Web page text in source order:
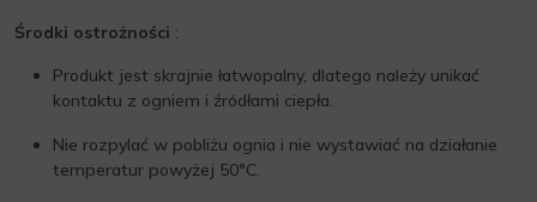
Środki ostrożności :
Produkt jest skrajnie łatwopalny, dlatego należy unikać
kontaktu z ogniem i źródłami ciepła.
Nie rozpylać w pobliżu ognia i nie wystawiać na działanie
temperatur powyżej 50°C.